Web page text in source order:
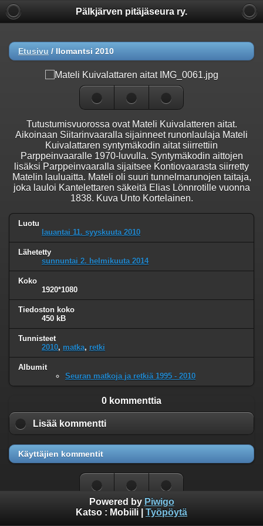
Pälkjärven pitäjäseura ry.
Etusivu / Ilomantsi 2010
Tutustumisvuorossa ovat Mateli Kuivalatteren aitat.
Aikoinaan Siitarinvaaralla sijainneet runonlaulaja Mateli
Kuivalattaren syntymäkodin aitat siirrettiin
Parppeinvaaralle 1970-luvulla. Syntymäkodin aittojen
lisäksi Parppeinvaaralla sijaitsee Kontiovaarasta siirretty
Matelin lauluaitta. Mateli oli suuri tunnelmarunojen taitaja,
joka lauloi Kantelettaren säkeitä Elias Lönnrotille vuonna
1838. Kuva Unto Kortelainen.
Luotu
lauantai 11. syyskuuta 2010
Lähetetty
sunnuntai 2. helmikuuta 2014
Koko
1920*1080
Tiedoston koko
450 kB
Tunnisteet
2010, matka, retki
Albumit
Seuran matkoja ja retkiä 1995 - 2010
0 kommenttia
Lisää kommentti
Käyttäjien kommentit
Powered by Piwigo
Katso : Mobiili Työpöytä